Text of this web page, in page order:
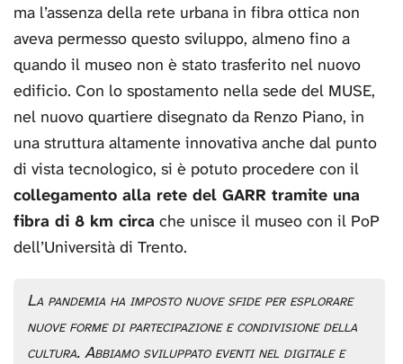
ma l’assenza della rete urbana in fibra ottica non
aveva permesso questo sviluppo, almeno fino a
quando il museo non è stato trasferito nel nuovo
edificio. Con lo spostamento nella sede del MUSE,
nel nuovo quartiere disegnato da Renzo Piano, in
una struttura altamente innovativa anche dal punto
di vista tecnologico, si è potuto procedere con il
collegamento alla rete del GARR tramite una
fibra di 8 km circa che unisce il museo con il PoP
dell’Università di Trento.
La pandemia ha imposto nuove sfide per esplorare
nuove forme di partecipazione e condivisione della
cultura. Abbiamo sviluppato eventi nel digitale e